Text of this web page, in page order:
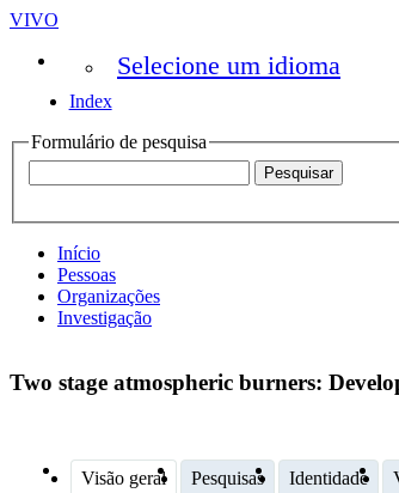
VIVO
Selecione um idioma
Index
Formulário de pesquisa
Início
Pessoas
Organizações
Investigação
Two stage atmospheric burners:
Visão geral Pesquisas Identidade